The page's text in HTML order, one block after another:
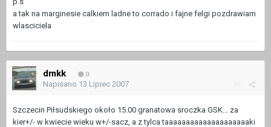
a tak na marginesie calkiem ladne to corrado i fajne felgi pozdrawiam
wlasciciela
dmkk 0
Napisano 13 Lipiec 2007
Szczecin Piłsudskiego około 15.00 granatowa sroczka GSK... za
kier+/- w kwiecie wieku w+/-sacz, a z tylca taaaaaaaaaaaaaaaaaaaaki